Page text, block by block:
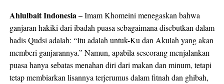
Ahlulbait Indonesia– Imam Khomeini menegaskan bahwa
ganjaran hakiki dari ibadah puasa sebagaimana disebutkan dalam
hadis Qudsi adalah: “Itu adalah untuk-Ku dan Akulah yang akan
memberi ganjarannya.” Namun, apabila seseorang menjalankan
puasa hanya sebatas menahan diri dari makan dan minum, tetapi
tetap membiarkan lisannya terjerumus dalam fitnah dan ghibah,